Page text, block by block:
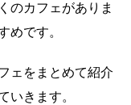
のカフェがありま
めです。
ェをまとめて紹介
いきます。